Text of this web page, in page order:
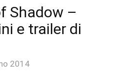
Shadow –
e trailer di
2014